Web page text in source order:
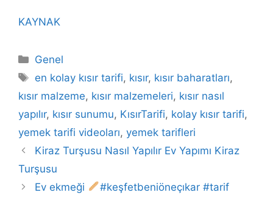
KAYNAK
Kategoriler
Genel
Etiketler
en kolay kısır tarifi, kısır, kısır baharatları,
kısır malzeme, kısır malzemeleri, kısır nasıl
yapılır, kısır sunumu, KısırTarifi, kolay kısır tarifi,
yemek tarifi videoları, yemek tarifleri
Kiraz Turşusu Nasıl Yapılır Ev Yapımı Kiraz
Turşusu
Ev ekmeği
#keşfetbeniöneçıkar #tarif